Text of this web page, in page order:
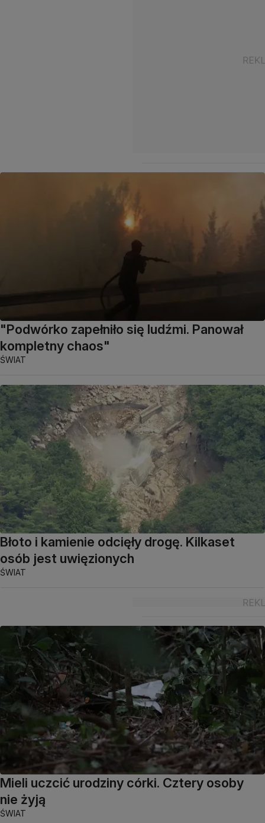
"Podwórko zapełniło się ludźmi. Panował
kompletny chaos"
ŚWIAT
Błoto i kamienie odcięły drogę. Kilkaset
osób jest uwięzionych
ŚWIAT
Mieli uczcić urodziny córki. Cztery osoby
nie żyją
ŚWIAT